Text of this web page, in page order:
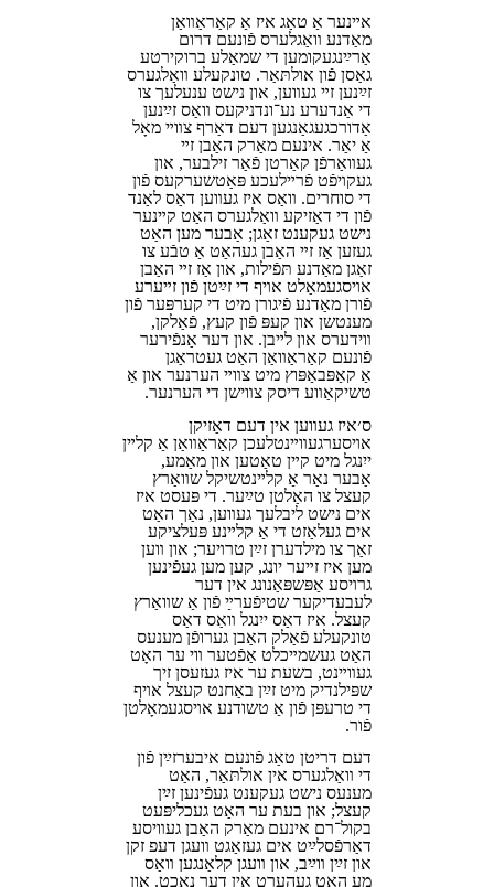
אײנער אַ טאָג איז אַ קאַראַװאַן
מאָדנע װאָגלערס פֿונעם דרום
אַרײַנגעקומען די שמאָלע ברוקירטע
גאַסן פֿון אולתּאַר. טונקעלע װאָלגערס
זײַנען זײ געװען, און נישט ענעלעך צו
די אַנדערע נע־⁠ונדניקעס װאָס זײַנען
אַדורכגעגאַנגען דעם דאָרף צװײ מאָל
אַ יאָר. אינעם מאַרק האָבן זײ
געװאָרפֿן קאָרטן פֿאַר זילבער, און
געקױפֿט פֿרײלעכע פּאַטשערקעס פֿון
די סוחרים. װאָס איז געװען דאָס לאַנד
פֿון די דאָזיקע װאָלגערס האָט קײנער
נישט געקענט זאָגן; אָבער מען האָט
געזען אַז זײ האָבן געהאַט אַ טבֿע צו
זאָגן מאָדנע תּפֿילות, און אַז זײ האָבן
אױסגעמאָלט אױף די זײַטן פֿון זײערע
פֿורן מאָדנע פֿיגורן מיט די קערפּער פֿון
מענטשן און קעפּ פֿון קעץ, פֿאַלקן,
װידערס און לײבן. און דער אָנפֿירער
פֿונעם קאַראַװאַן האָט געטראָגן
אַ קאָפּבאַפּוץ מיט צװײ הערנער און אַ
טשיקאַװע דיסק צװישן די הערנער.
ס׳איז געװען אין דעם דאָזיקן
אױסערגעװײנטלעכן קאַראַװאַן אַ קלײן
ייִנגל מיט קײן טאַטען און מאַמע,
אָבער נאָר אַ קלײנטשיקל שװאַרץ
קעצל צו האַלטן טײַער. די פּעסט איז
אים נישט ליבלעך געװען, נאָך האָט
אים געלאָזט די אָ קלײנע פּעלציקע
זאַך צו מילדערן זײַן טרױער; און װען
מען איז זײער יונג, קען מען געפֿינען
גרױסע אָפּשפּאַנונג אין דער
לעבעדיקער שטיפֿערײַ פֿון אַ שװאַרץ
קעצל. איז דאָס ייִנגל װאָס דאָס
טונקעלע פֿאָלק האָבן גערופֿן מענעס
האָט געשמײכלט אָפֿטער װי ער האָט
געװײנט, בשעת ער איז געזעסן זיך
שפּילנדיק מיט זײַן באַחנט קעצל אױף
די טרעפּן פֿון אַ טשודנע אױסגעמאָלטן
פֿור.
דעם דריטן טאָג פֿונעם איבערזײַן פֿון
די װאָלגערס אין אולתּאַר, האָט
מענעס נישט געקענט געפֿינען זײַן
קעצל; און בעת ער האָט געכליפּעט
בקול־⁠רם אינעם מאַרק האָבן געװיסע
דאָרפֿסלײַט אים געזאָגט װעגן דעפ זקן
און זײַן װײַב, און װעגן קלאַנגען װאָס
מע האָט געהערט אין דער נאַכט. און